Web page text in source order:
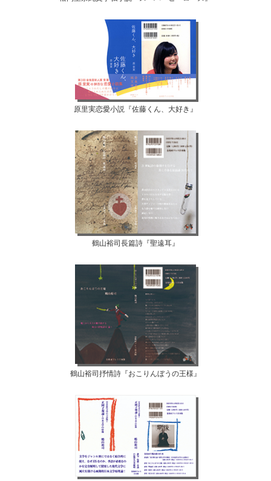
原里実恋愛小説『佐藤くん、大好き』
鶴山裕司長篇詩『聖遠耳』
鶴山裕司抒情詩『おこりんぼうの王様』